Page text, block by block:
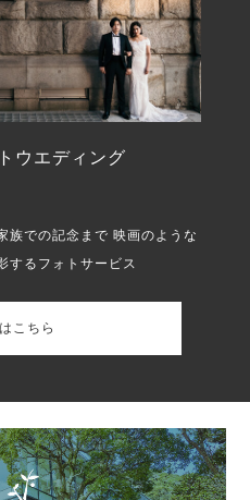
ウエディング
族での記念まで 映画のような
するフォトサービス
こちら